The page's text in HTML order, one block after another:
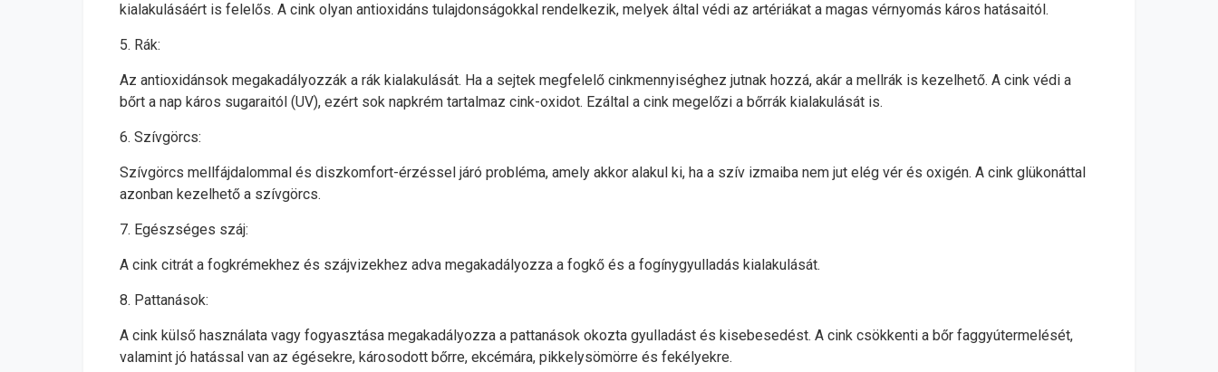
kialakulásáért is felelős. A cink olyan antioxidáns tulajdonságokkal rendelkezik, melyek által védi az artériákat a magas vérnyomás káros hatásaitól.
5. Rák:
Az antioxidánsok megakadályozzák a rák kialakulását. Ha a sejtek megfelelő cinkmennyiséghez jutnak hozzá, akár a mellrák is kezelhető. A cink védi a
bőrt a nap káros sugaraitól (UV), ezért sok napkrém tartalmaz cink-oxidot. Ezáltal a cink megelőzi a bőrrák kialakulását is.
6. Szívgörcs:
Szívgörcs mellfájdalommal és diszkomfort-érzéssel járó probléma, amely akkor alakul ki, ha a szív izmaiba nem jut elég vér és oxigén. A cink glükonáttal
azonban kezelhető a szívgörcs.
7. Egészséges száj:
A cink citrát a fogkrémekhez és szájvizekhez adva megakadályozza a fogkő és a fogínygyulladás kialakulását.
8. Pattanások:
A cink külső használata vagy fogyasztása megakadályozza a pattanások okozta gyulladást és kisebesedést. A cink csökkenti a bőr faggyútermelését,
valamint jó hatással van az égésekre, károsodott bőrre, ekcémára, pikkelysömörre és fekélyekre.